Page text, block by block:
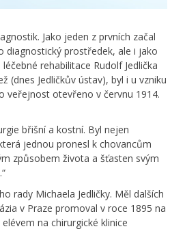
Jako jeden z prvních začal
diagnostický prostředek, ale i jako
rehabilitace Rudolf Jedlička
(dnes Jedličkův ústav), byl i u vzniku
veřejnost otevřeno v červnu 1914.
břišní a kostní. Byl nejen
jednou pronesl k chovancům
způsobem života a šťasten svým
rady Michaela Jedličky. Měl dalších
v Praze promoval v roce 1895 na
na chirurgické klinice